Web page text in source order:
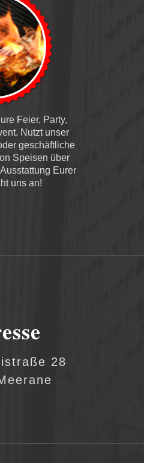
Feier, Party,
Nutzt unser
geschäftliche
Speisen über
Eurer
uns an!
28